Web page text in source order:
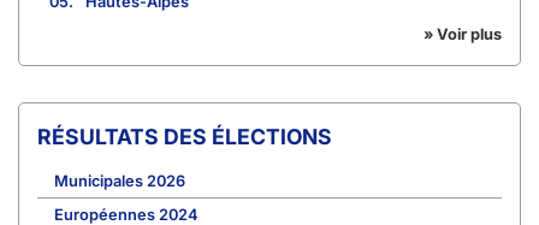
» Voir plus
RÉSULTATS DES ÉLECTIONS
Municipales 2026
Européennes 2024